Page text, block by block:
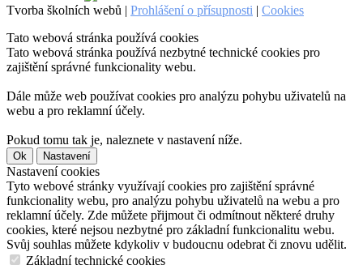
Tvorba školních webů | Prohlášení o přísupnosti | Cookies
Tato webová stránka používá cookies
Tato webová stránka používá nezbytné technické cookies pro
zajištění správné funkcionality webu.
Dále může web používat cookies pro analýzu pohybu uživatelů na
webu a pro reklamní účely.
Pokud tomu tak je, naleznete v nastavení níže.
Ok Nastavení
Nastavení cookies
Tyto webové stránky využívají cookies pro zajištění správné
funkcionality webu, pro analýzu pohybu uživatelů na webu a pro
reklamní účely. Zde můžete přijmout či odmítnout některé druhy
cookies, které nejsou nezbytné pro základní funkcionalitu webu.
Svůj souhlas můžete kdykoliv v budoucnu odebrat či znovu udělit.
Základní technické cookies